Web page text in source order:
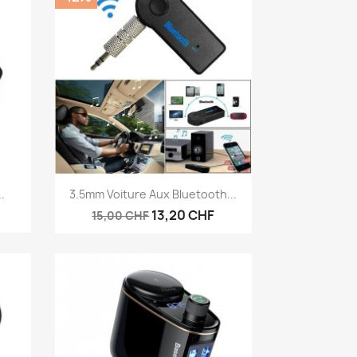
Aperçu rapide
3.5mm Voiture Aux Bluetooth...
15,00 CHF13,20 CHF